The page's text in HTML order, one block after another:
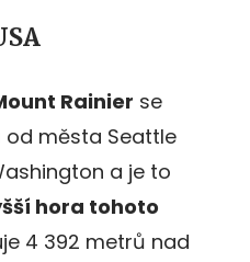
Rainier se
od města Seattle
a je to
hora tohoto
4 392 metrů nad